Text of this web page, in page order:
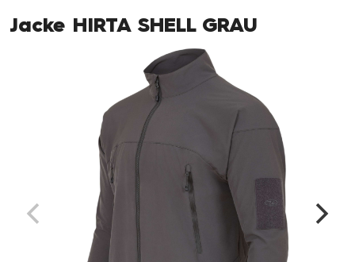
Jacke HIRTA SHELL GRAU